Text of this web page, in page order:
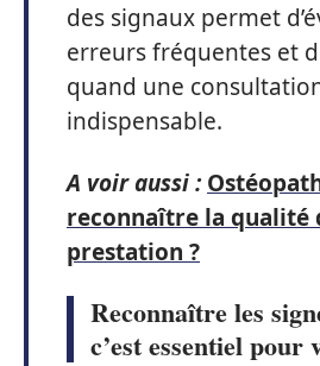
des signaux permet
erreurs fréquentes et
quand une
indispensable.
A voir aussi :
reconnaître la qualité
prestation ?
Reconnaître les
c’est essentiel pour